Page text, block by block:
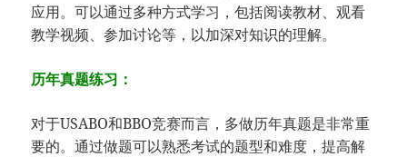
应用。可以通过多种方式学习，包括阅读教材、观看
教学视频、参加讨论等，以加深对知识的理解。
历年真题练习：
对于USABO和BBO竞赛而言，多做历年真题是非常重
要的。通过做题可以熟悉考试的题型和难度，提高解